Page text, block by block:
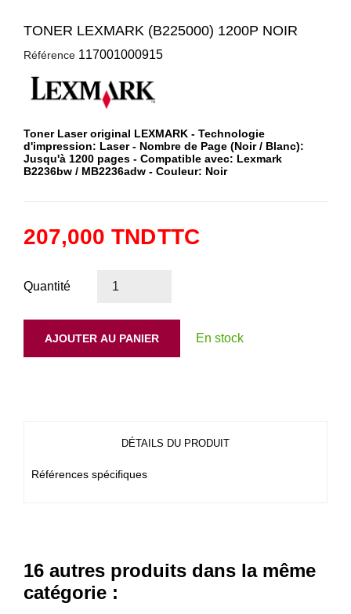
TONER LEXMARK (B225000) 1200P NOIR
Référence 117001000915
Toner Laser original LEXMARK - Technologie
d'impression: Laser - Nombre de Page (Noir / Blanc):
Jusqu'à 1200 pages - Compatible avec: Lexmark
B2236bw / MB2236adw - Couleur: Noir
207,000 TNDTTC
Quantité
AJOUTER AU PANIER En stock
DÉTAILS DU PRODUIT
Références spécifiques
16 autres produits dans la même
catégorie :